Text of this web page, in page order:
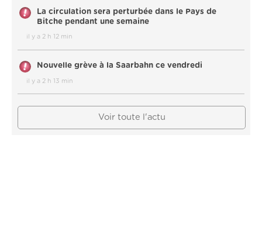
La circulation sera perturbée dans le Pays de
Bitche pendant une semaine
il y a 2 h 12 min
Nouvelle grève à la Saarbahn ce vendredi
il y a 2 h 13 min
Voir toute l'actu